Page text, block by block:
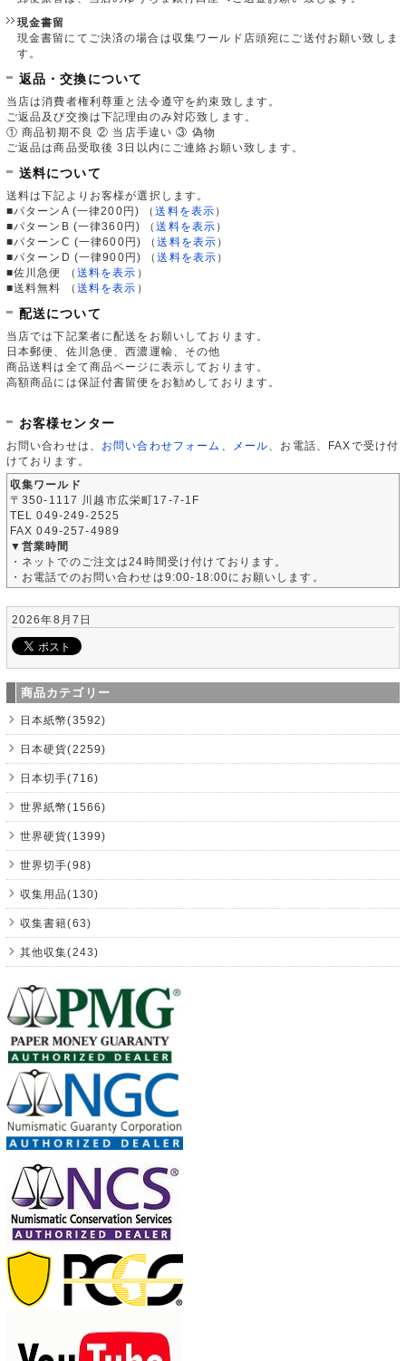
現金書留
現金書留にてご決済の場合は収集ワールド店頭宛にご送付お願い致しま
す。
返品・交換について
当店は消費者権利尊重と法令遵守を約束致します。
ご返品及び交換は下記理由のみ対応致します。
① 商品初期不良 ② 当店手違い ③ 偽物
ご返品は商品受取後 3日以内にご連絡お願い致します。
送料について
送料は下記よりお客様が選択します。
■パターンA (一律200円)
（送料を表示 ）
■パターンB (一律360円)
（送料を表示 ）
■パターンC (一律600円)
（送料を表示 ）
■パターンD (一律900円)
（送料を表示 ）
■佐川急便
（ 送料を表示 ）
■送料無料
（ 送料を表示 ）
配送について
当店では下記業者に配送をお願いしております。
日本郵便、佐川急便、西濃運輸、その他
商品送料は全て商品ページに表示しております。
高額商品には保証付書留便をお勧めしております。
お客様センター
お問い合わせは、 お問い合わせフォーム メール 、お電話、FAXで受け付
けております。
収集ワールド
〒350-1117 川越市広栄町17-7-1F
TEL 049-249-2525
FAX 049-257-4989
▼営業時間
・ネットでのご注文は24時間受け付けております。
・お電話でのお問い合わせは9:00-18:00にお願いします。
2026年8月7日
商品カテゴリー
日本紙幣(3592)
日本硬貨(2259)
日本切手(716)
世界紙幣(1566)
世界硬貨(1399)
世界切手(98)
収集用品(130)
収集書籍(63)
其他収集(243)